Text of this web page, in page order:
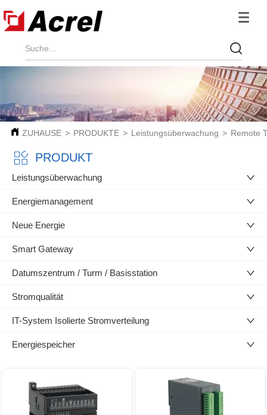
ZUHAUSE > PRODUKTE > Leistungsüberwachung > Remote
PRODUKT
Leistungsüberwachung
Energiemanagement
Neue Energie
Smart Gateway
Datumszentrum / Turm / Basisstation
Stromqualität
IT-System Isolierte Stromverteilung
Energiespeicher